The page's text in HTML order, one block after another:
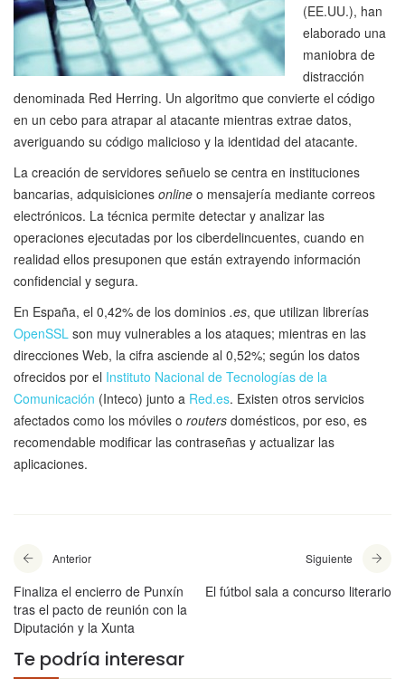
(EE.UU.), han
elaborado una
maniobra de
distracción
denominada Red Herring. Un algoritmo que convierte el código
en un cebo para atrapar al atacante mientras extrae datos,
averiguando su código malicioso y la identidad del atacante.
La creación de servidores señuelo se centra en instituciones
bancarias, adquisiciones online o mensajería mediante correos
electrónicos. La técnica permite detectar y analizar las
operaciones ejecutadas por los ciberdelincuentes, cuando en
realidad ellos presuponen que están extrayendo información
confidencial y segura.
En España, el 0,42% de los dominios .es, que utilizan librerías
OpenSSL son muy vulnerables a los ataques; mientras en las
direcciones Web, la cifra asciende al 0,52%; según los datos
ofrecidos por el Instituto Nacional de Tecnologías de la
Comunicación (Inteco) junto a Red.es. Existen otros servicios
afectados como los móviles o routers domésticos, por eso, es
recomendable modificar las contraseñas y actualizar las
aplicaciones.
Anterior
Finaliza el encierro de Punxín
tras el pacto de reunión con la
Diputación y la Xunta
Siguiente
El fútbol sala a concurso literario
Te podría interesar